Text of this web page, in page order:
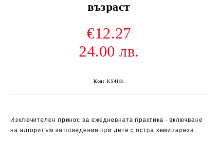
възраст
€12.27
24.00 лв.
Код: KS4181
Изключителен принос за ежедневната практика - включване
на алгоритъм за поведение при дете с остра хемипареза